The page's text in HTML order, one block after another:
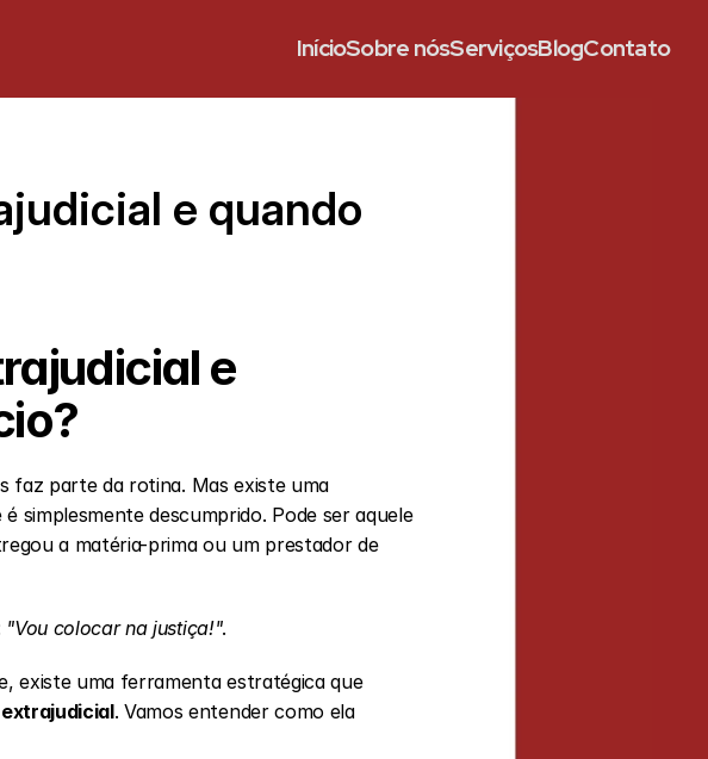
InícioSobre nósServiçosBlogContato
e quando
e
faz parte da rotina. Mas existe uma
simplesmente descumprido. Pode ser aquele
a matéria-prima ou um prestador de
"Vou colocar na justiça!".
existe uma ferramenta estratégica que
. Vamos entender como ela